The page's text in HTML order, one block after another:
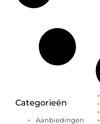
Categorieën
Aanbiedingen